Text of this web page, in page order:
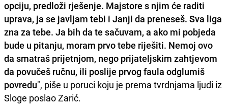
opciju, predloži rješenje. Majstore s njim će raditi
uprava, ja se javljam tebi i Janji da preneseš. Sva liga
zna za tebe. Ja bih da te sačuvam, a ako mi pobjeda
bude u pitanju, moram prvo tebe riješiti. Nemoj ovo
da smatraš prijetnjom, nego prijateljskim zahtjevom
da povučeš ručnu, ili poslije prvog faula odglumiš
povredu", piše u poruci koju je prema tvrdnjama ljudi iz
Sloge poslao Zarić.